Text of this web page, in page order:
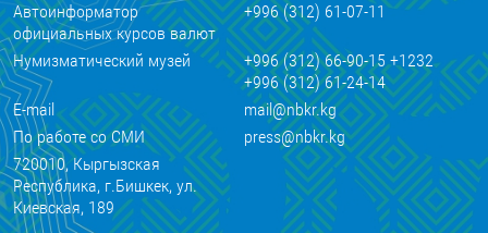
Автоинформатор
официальных курсов валют
+996 (312) 61-07-11
Нумизматический музей
+996 (312) 66-90-15 +1232
+996 (312) 61-24-14
E-mail
mail@nbkr.kg
По работе со СМИ
press@nbkr.kg
720010, Кыргызская
Республика, г.Бишкек, ул.
Киевская, 189